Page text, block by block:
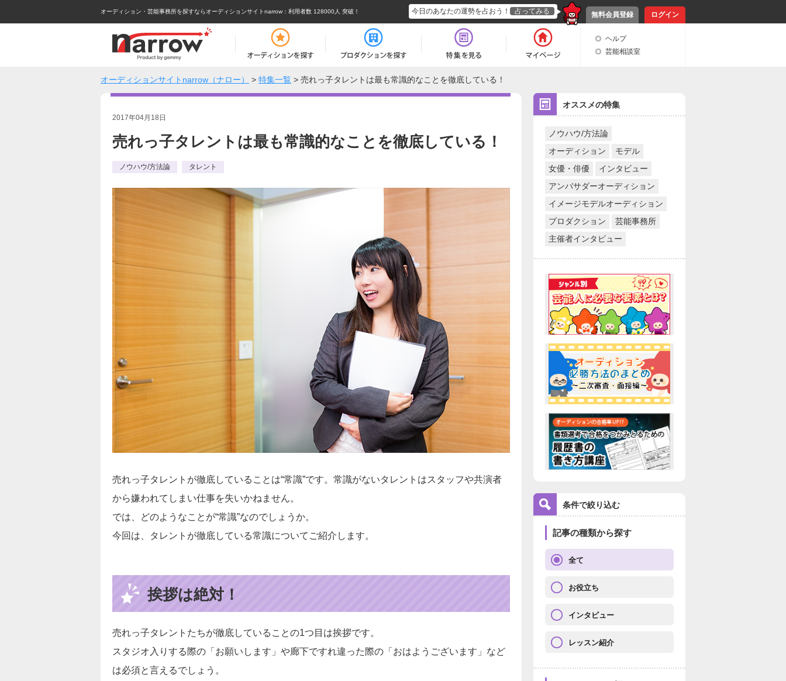
オーディション・芸能事務所を探すならオーディションサイトnarrow ：利用者数 128000人 突破！ 無料会員登録 ログイン
今日のあなたの運勢を占おう！ 占ってみる
ヘルプ
芸能相談室
オーディションサイトnarrow（ナロー） > 特集一覧 > 売れっ子タレントは最も常識的なことを徹底している！
オススメの特集
ノウハウ/方法論
オーディション
モデル
女優・俳優
インタビュー
アンバサダーオーディション
イメージモデルオーディション
プロダクション
芸能事務所
主催者インタビュー
条件で絞り込む
記事の種類から探す
全て
お役立ち
インタビュー
レッスン紹介
2017年04月18日
売れっ子タレントは最も常識的なことを徹底している！
ノウハウ/方法論 タレント
売れっ子タレントが徹底していることは“常識”です。常識がないタレントはスタッフや共演者
から嫌われてしまい仕事を失いかねません。
では、どのようなことが“常識”なのでしょうか。
今回は、タレントが徹底している常識についてご紹介します。
挨拶は絶対！
売れっ子タレントたちが徹底していることの1つ目は挨拶です。
スタジオ入りする際の「お願いします」や廊下ですれ違った際の「おはようございます」など
は必須と言えるでしょう。